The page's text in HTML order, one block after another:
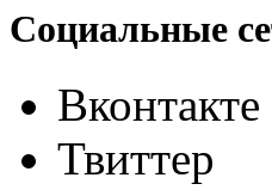
Социальные
Вконтакте
Твиттер